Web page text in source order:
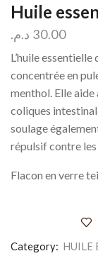
Huile
30.00 د.م.
L’huile
concentrée en
menthol. Elle
coliques
soulage
répulsif contre
Flacon en verre
Category: HUILE